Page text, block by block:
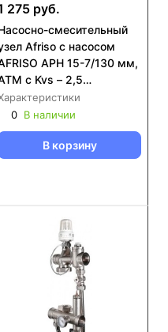
275 руб.
смесительный
Afriso с насосом
APH 15-7/130 мм,
с Kvs – 2,5
0 В наличии
В корзину